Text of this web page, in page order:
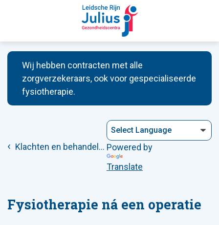
Wij hebben contracten met alle
zorgverzekeraars, ook voor gespecialiseerde
fysiotherapie.
Klachten en behandelingen
Powered by
Translate
Fysiotherapie ná een operatie